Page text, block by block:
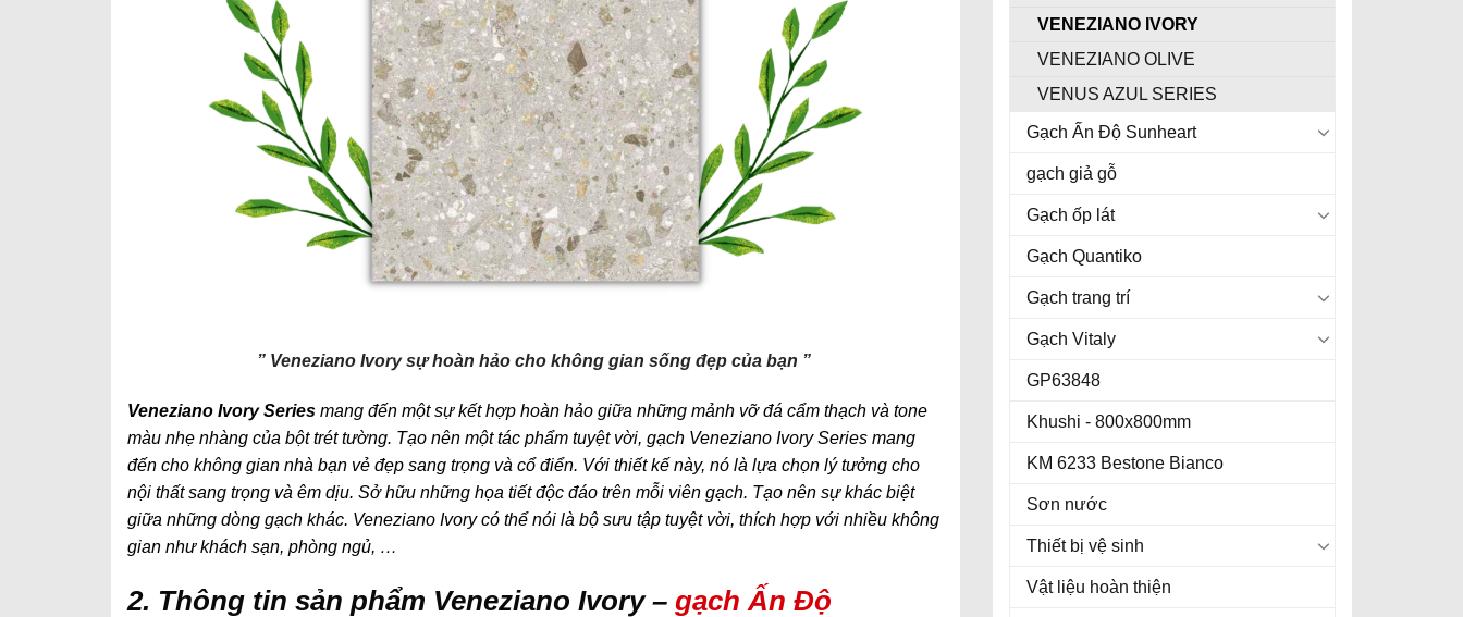
VENEZIANO IVORY
VENEZIANO OLIVE
VENUS AZUL SERIES
Gạch Ấn Độ Sunheart
gạch giả gỗ
Gạch ốp lát
Gạch Quantiko
Gạch trang trí
Gạch Vitaly
GP63848
Khushi - 800x800mm
KM 6233 Bestone Bianco
Sơn nước
Thiết bị vệ sinh
Vật liệu hoàn thiện
” Veneziano Ivory sự hoàn hảo cho không gian sống đẹp của bạn ”
Veneziano Ivory Series mang đến một sự kết hợp hoàn hảo giữa những mảnh vỡ đá cẩm thạch và tone
màu nhẹ nhàng của bột trét tường. Tạo nên một tác phẩm tuyệt vời, gạch Veneziano Ivory Series mang
đến cho không gian nhà bạn vẻ đẹp sang trọng và cổ điển. Với thiết kế này, nó là lựa chọn lý tưởng cho
nội thất sang trọng và êm dịu. Sở hữu những họa tiết độc đáo trên mỗi viên gạch. Tạo nên sự khác biệt
giữa những dòng gạch khác. Veneziano Ivory có thể nói là bộ sưu tập tuyệt vời, thích hợp với nhiều không
gian như khách sạn, phòng ngủ, …
2. Thông tin sản phẩm Veneziano Ivory – gạch Ấn Độ